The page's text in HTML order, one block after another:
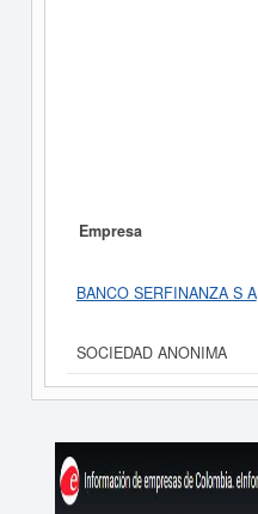
Empresa
BANCO SERFINANZA S A
SOCIEDAD ANONIMA